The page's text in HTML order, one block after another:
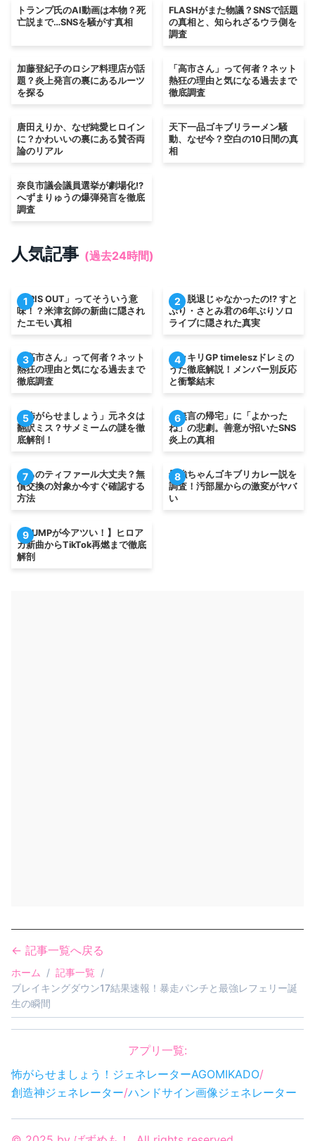
トランプ氏のAI動画は本物？死
亡説まで…SNSを騒がす真相
FLASHがまた物議？SNSで話題
の真相と、知られざるウラ側を
調査
加藤登紀子のロシア料理店が話
題？炎上発言の裏にあるルーツ
を探る
「高市さん」って何者？ネット
熱狂の理由と気になる過去まで
徹底調査
唐田えりか、なぜ純愛ヒロイン
に？かわいいの裏にある賛否両
論のリアル
天下一品ゴキブリラーメン騒
動、なぜ今？空白の10日間の真
相
奈良市議会議員選挙が劇場化!?
へずまりゅうの爆弾発言を徹底
調査
人気記事 (過去24時間)
1
「IRIS OUT」ってそういう意
味！？米津玄師の新曲に隠され
たエモい真相
2
え、脱退じゃなかったの!? すと
ぷり・さとみ君の6年ぶりソロ
ライブに隠された真実
3
「高市さん」って何者？ネット
熱狂の理由と気になる過去まで
徹底調査
4
ドッキリGP timeleszドレミの
うた徹底解説！メンバー別反応
と衝撃結末
5
「怖がらせましょう」元ネタは
翻訳ミス？サメミームの謎を徹
底解剖！
6
「無言の帰宅」に「よかった
ね」の悲劇。善意が招いたSNS
炎上の真相
7
うちのティファール大丈夫？無
償交換の対象か今すぐ確認する
方法
8
最強ちゃんゴキブリカレー説を
調査！汚部屋からの激変がヤバ
い
9
【BUMPが今アツい！】ヒロア
カ新曲からTikTok再燃まで徹底
解剖
← 記事一覧へ戻る
ホーム / 記事一覧 /
ブレイキングダウン17結果速報！暴走パンチと最強レフェリー誕
生の瞬間
アプリ一覧:
怖がらせましょう！ジェネレーターAGOMIKADO/
創造神ジェネレーター/ハンドサイン画像ジェネレーター